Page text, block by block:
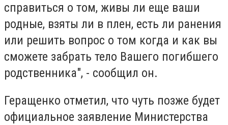
справиться о том, живы ли еще ваши
родные, взяты ли в плен, есть ли ранения
или решить вопрос о том когда и как вы
сможете забрать тело Вашего погибшего
родственника", - сообщил он.
Геращенко отметил, что чуть позже будет
официальное заявление Министерства